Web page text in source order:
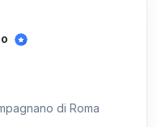
di Roma